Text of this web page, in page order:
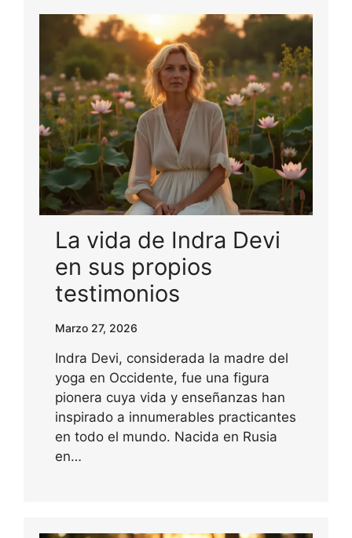
La vida de Indra Devi
en sus propios
testimonios
Marzo 27, 2026
Indra Devi, considerada la madre del
yoga en Occidente, fue una figura
pionera cuya vida y enseñanzas han
inspirado a innumerables practicantes
en todo el mundo. Nacida en Rusia
en…